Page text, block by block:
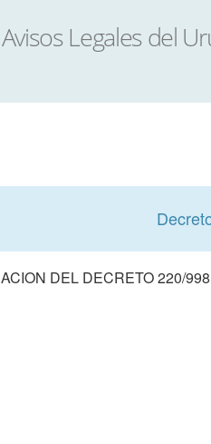
DEL DECRETO 220/